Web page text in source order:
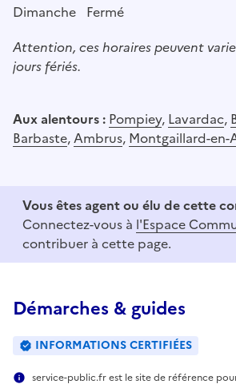
Dimanche Fermé
Attention, ces horaires peuvent
jours fériés.
Aux alentours : Pompiey, Lavardac,
Barbaste,Ambrus, Montgaillard-en-
Vous êtes agent ou élu de cette
Connectez-vous à l'Espace
contribuer à cette page.
Démarches & guides
INFORMATIONS CERTIFIÉES
service-public.fr est le site de référence